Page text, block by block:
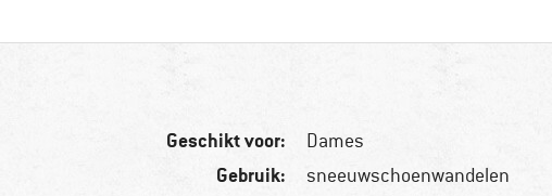
Geschikt voor: Dames
Gebruik: sneeuwschoenwandelen